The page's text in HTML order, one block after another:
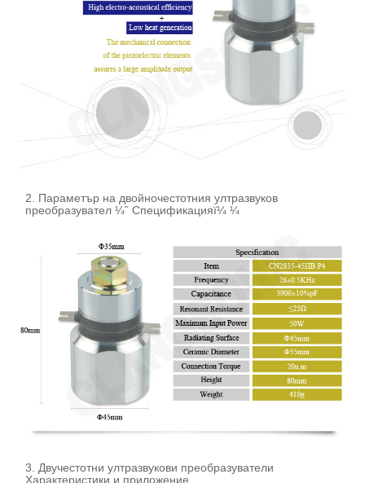
2. Параметър на двойночестотния ултразвуков
преобразувател ¼ˆ Спецификацияï¼ ¼
3. Двучестотни ултразвукови преобразуватели
Характеристики и приложение